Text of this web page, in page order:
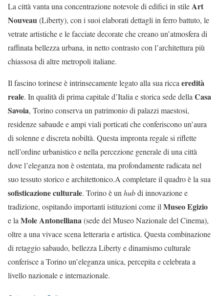
La città vanta una concentrazione notevole di edifici in stileArt
Nouveau(Liberty), con i suoi elaborati dettagli in ferro battuto, le
vetrate artistiche e le facciate decorate che creano un’atmosfera di
raffinata bellezza urbana, in netto contrasto con l’architettura più
chiassosa di altre metropoli italiane.
Il fascino torinese è intrinsecamente legato alla sua riccaeredità
reale. In qualità di prima capitale d’Italia e storica sede dellaCasa
Savoia, Torino conserva un patrimonio di palazzi maestosi,
residenze sabaude e ampi viali porticati che conferiscono un’aura
di solenne e discreta nobiltà. Questa impronta regale si riflette
nell’ordine urbanistico e nella percezione generale di una città
dove l’eleganza non è ostentata, ma profondamente radicata nel
suo tessuto storico e architettonico.A completare il quadro è la sua
sofisticazione culturale. Torino è unhubdi innovazione e
tradizione, ospitando importanti istituzioni come ilMuseo Egizio
e laMole Antonelliana(sede del Museo Nazionale del Cinema),
oltre a una vivace scena letteraria e artistica. Questa combinazione
di retaggio sabaudo, bellezza Liberty e dinamismo culturale
conferisce a Torino un’eleganza unica, percepita e celebrata a
livello nazionale e internazionale.